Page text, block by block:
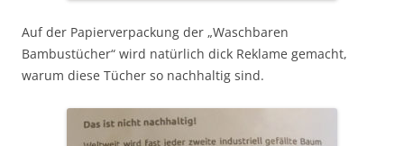
Auf der Papierverpackung der „Waschbaren
Bambustücher“ wird natürlich dick Reklame gemacht,
warum diese Tücher so nachhaltig sind.